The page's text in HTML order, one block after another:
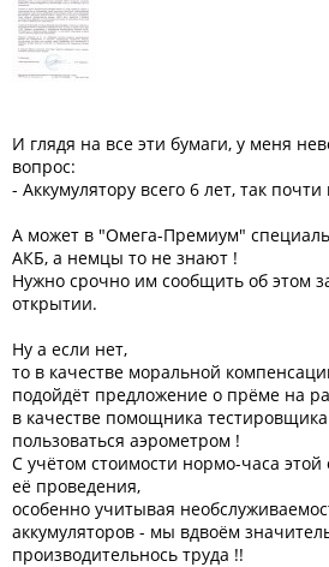
И глядя на все эти бумаги, у меня
вопрос:
- Аккумулятору всего 6 лет, так
А может в "Омега-Премиум"
АКБ, а немцы то не знают !
Нужно срочно им сообщить об этом
открытии.
Ну а если нет,
то в качестве моральной
подойдёт предложение о прёме на
в качестве помощника
пользоваться аэрометром !
С учётом стоимости нормо-часа
её проведения,
особенно учитывая
аккумуляторов - мы вдвоём
производительнось труда !!